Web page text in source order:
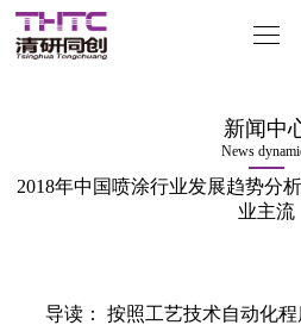
新闻中
News
2018年中国喷涂行业发展趋势分
业主流
导读： 按照工艺技术自动化程